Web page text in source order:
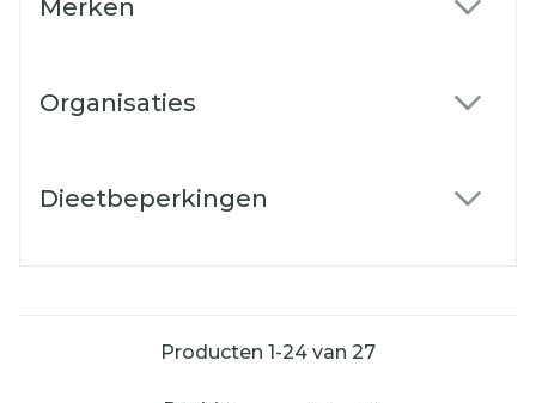
Merken
Organisaties
Dieetbeperkingen
Producten 1-24 van 27